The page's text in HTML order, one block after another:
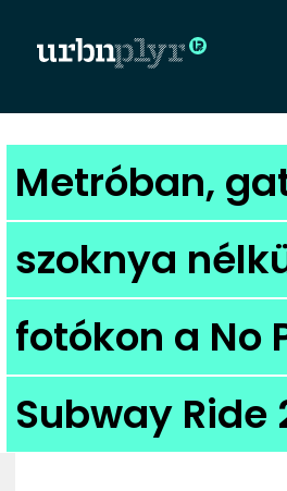
HIP
KULT
Metróban,
szoknya
fotókon a No
Subway Ride